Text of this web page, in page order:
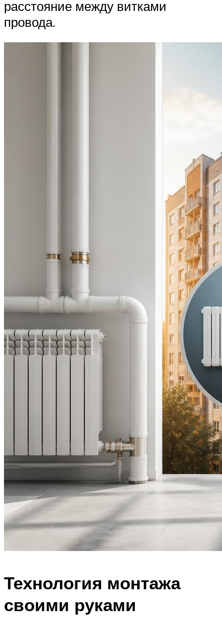
расстояние между витками
провода.
Технология монтажа
своими руками